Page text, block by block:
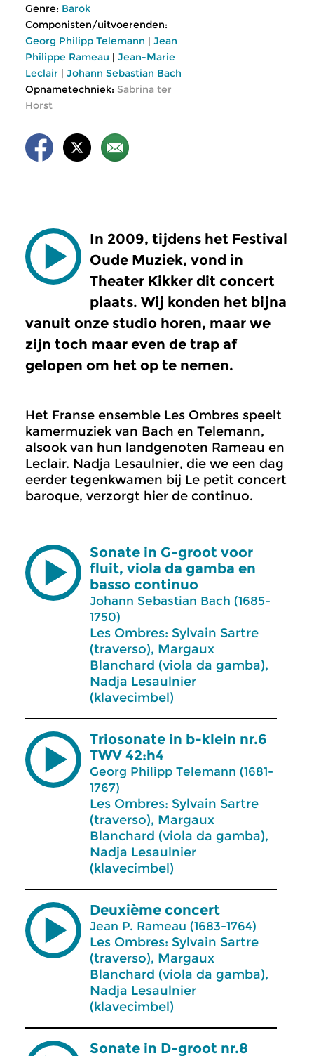
Genre: Barok
Componisten/uitvoerenden:
Georg Philipp Telemann | Jean
Philippe Rameau | Jean-Marie
Leclair | Johann Sebastian Bach
Opnametechniek: Sabrina ter
Horst
In 2009, tijdens het Festival
Oude Muziek, vond in
Theater Kikker dit concert
plaats. Wij konden het bijna
vanuit onze studio horen, maar we
zijn toch maar even de trap af
gelopen om het op te nemen.
Het Franse ensemble Les Ombres speelt
kamermuziek van Bach en Telemann,
alsook van hun landgenoten Rameau en
Leclair. Nadja Lesaulnier, die we een dag
eerder tegenkwamen bij Le petit concert
baroque, verzorgt hier de continuo.
Sonate in G-groot voor
fluit, viola da gamba en
basso continuo
Johann Sebastian Bach (1685-
1750)
Les Ombres: Sylvain Sartre
(traverso), Margaux
Blanchard (viola da gamba),
Nadja Lesaulnier
(klavecimbel)
Triosonate in b-klein nr.6
TWV 42:h4
Georg Philipp Telemann (1681-
1767)
Les Ombres: Sylvain Sartre
(traverso), Margaux
Blanchard (viola da gamba),
Nadja Lesaulnier
(klavecimbel)
Deuxième concert
Jean P. Rameau (1683-1764)
Les Ombres: Sylvain Sartre
(traverso), Margaux
Blanchard (viola da gamba),
Nadja Lesaulnier
(klavecimbel)
Sonate in D-groot nr.8